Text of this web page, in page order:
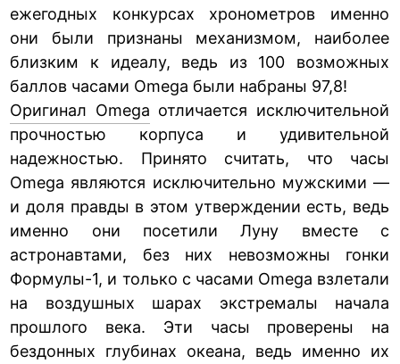
ежегодных конкурсах хронометров именно
они были признаны механизмом, наиболее
близким к идеалу, ведь из 100 возможных
баллов часами Omega были набраны 97,8!
Оригинал Omega отличается исключительной
прочностью корпуса и удивительной
надежностью. Принято считать, что часы
Omega являются исключительно мужскими —
и доля правды в этом утверждении есть, ведь
именно они посетили Луну вместе с
астронавтами, без них невозможны гонки
Формулы-1, и только с часами Omega взлетали
на воздушных шарах экстремалы начала
прошлого века. Эти часы проверены на
бездонных глубинах океана, ведь именно их